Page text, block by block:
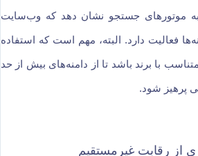
به موتورهای جستجو نشان دهد که وب‌سایت
فعالیت دارد. البته، مهم است که استفاده
با برند باشد تا از دامنه‌های بیش از حد
پرهیز شود.